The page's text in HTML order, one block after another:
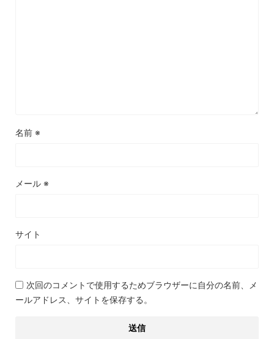
名前 ※
メール ※
サイト
次回のコメントで使用するためブラウザーに自分の名前、メ
ールアドレス、サイトを保存する。